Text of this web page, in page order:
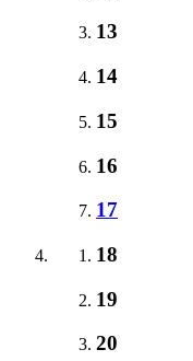
13
14
15
16
17
18
19
20